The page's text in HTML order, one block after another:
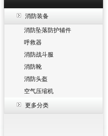
消防装备
消防坠落防护辅件
呼救器
消防战斗服
消防靴
消防头盔
空气压缩机
更多分类